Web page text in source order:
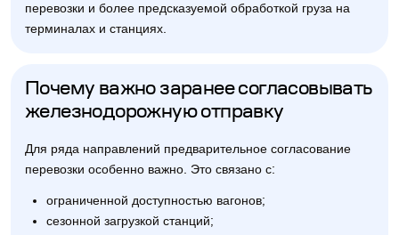
перевозки и более предсказуемой обработкой груза на
терминалах и станциях.
Почему важно заранее согласовывать
железнодорожную отправку
Для ряда направлений предварительное согласование
перевозки особенно важно. Это связано с:
ограниченной доступностью вагонов;
сезонной загрузкой станций;